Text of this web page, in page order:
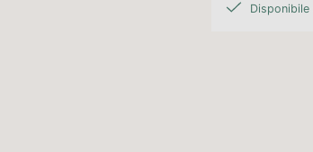
Disponibile